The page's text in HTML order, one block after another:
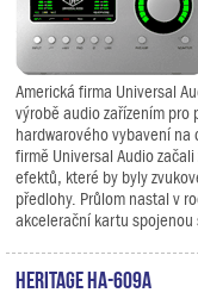
Americká firma Universal
výrobě audio zařízením pro
hardwarového vybavení
firmě Universal Audio
efektů, které by byly
předlohy. Průlom nastal v
akcelerační kartu spojenou
Heritage HA-609A